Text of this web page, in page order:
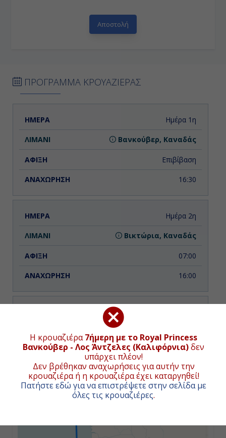
Η κρουαζιέρα7ήμερη με το Royal Princess
Βανκούβερ - Λος Άντζελες (Καλιφόρνια)δεν
υπάρχει πλέον!
Δεν βρέθηκαν αναχωρήσεις για αυτήν την
κρουαζιέρα ή η κρουαζιέρα έχει καταργηθεί!
Πατήστε εδώ για να επιστρέψετε στην σελίδα με
όλες τις κρουαζιέρες.
ΠΡΟΓΡΑΜΜΑ ΚΡΟΥΑΖΙΕΡΑΣ
ΗΜΕΡΑ ΑΝΑΧΩΡΗΣΗ
Ημέρα 1η
Βανκούβερ, Καναδάς
Επιβίβαση
16:30
Ημέρα 2η
Βικτώρια, Καναδάς
07:00
16:00
-
-
Εν Πλω
ΧΑΡΤΗΣ ΚΡΟΥΑΖΙΕΡΑΣ
Συνολική απόσταση κρουαζιέρας:
(2866χλμ.)